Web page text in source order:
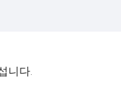
니다.